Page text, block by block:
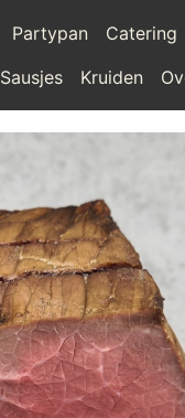
Partypan Catering
Sausjes Kruiden